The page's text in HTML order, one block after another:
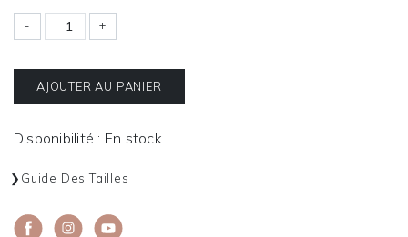
- +
AJOUTER AU PANIER
Disponibilité : En stock
Guide Des Tailles